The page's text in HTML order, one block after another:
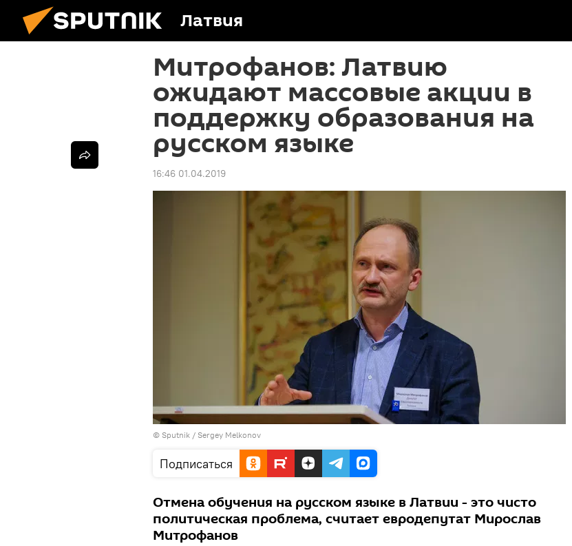
Латвия
Митрофанов: Латвию
ожидают массовые акции в
поддержку образования на
русском языке
16:46 01.04.2019
© Sputnik / Sergey Melkonov
Подписаться
Отмена обучения на русском языке в Латвии - это чисто
политическая проблема, считает евродепутат Мирослав
Митрофанов